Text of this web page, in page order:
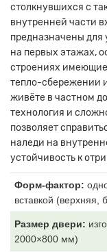
столкнувшихся с
внутренней части
предназначены для
на первых этажах,
строениях
тепло-сбережении
живёте в частном
технология и
позволяет
наледи на
устойчивость к
Форм-фактор:
вставкой (верхняя,
Размер двери:
2000×800 мм)